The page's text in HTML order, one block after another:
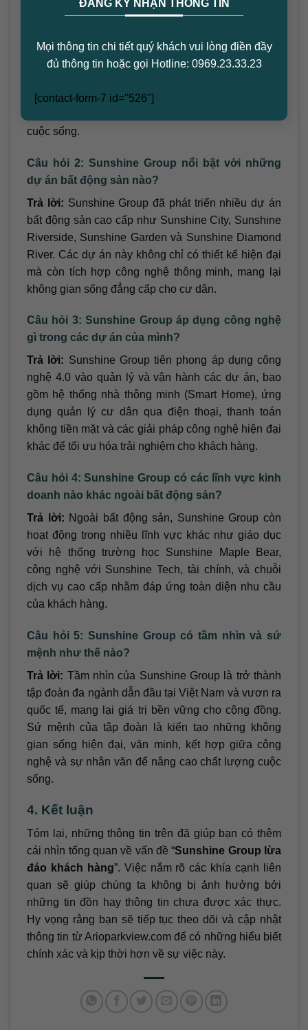
ĐĂNG KÝ NHẬN THÔNG TIN
Mọi thông tin chi tiết quý khách vui lòng điền đầy
đủ thông tin hoặc gọi Hotline: 0969.23.33.23
[contact-form-7 id="526"]
trong lĩnh vực nào?
hàng đầu tại Việt Nam, nổi tiếng trong các lĩnh vực
bất động sản, công nghệ, xây dựng, giáo dục và
mang đến những sản phẩm và dịch vụ đẳng cấp,
cuộc sống.
Câu hỏi 2: Sunshine Group nổi bật với những
dự án bất động sản nào?
Trả lời: Sunshine Group đã phát triển nhiều dự án
bất động sản cao cấp như Sunshine City, Sunshine
Riverside, Sunshine Garden và Sunshine Diamond
River. Các dự án này không chỉ có thiết kế hiện đại
mà còn tích hợp công nghệ thông minh, mang lại
không gian sống đẳng cấp cho cư dân.
Câu hỏi 3: Sunshine Group áp dụng công nghệ
gì trong các dự án của mình?
Trả lời: Sunshine Group tiên phong áp dụng công
nghệ 4.0 vào quản lý và vận hành các dự án, bao
gồm hệ thống nhà thông minh (Smart Home), ứng
dụng quản lý cư dân qua điện thoại, thanh toán
không tiền mặt và các giải pháp công nghệ hiện đại
khác để tối ưu hóa trải nghiệm cho khách hàng.
Câu hỏi 4: Sunshine Group có các lĩnh vực kinh
doanh nào khác ngoài bất động sản?
Trả lời: Ngoài bất động sản, Sunshine Group còn
hoạt động trong nhiều lĩnh vực khác như giáo dục
với hệ thống trường học Sunshine Maple Bear,
công nghệ với Sunshine Tech, tài chính, và chuỗi
dịch vụ cao cấp nhằm đáp ứng toàn diện nhu cầu
của khách hàng.
Câu hỏi 5: Sunshine Group có tầm nhìn và sứ
mệnh như thế nào?
Trả lời: Tầm nhìn của Sunshine Group là trở thành
tập đoàn đa ngành dẫn đầu tại Việt Nam và vươn ra
quốc tế, mang lại giá trị bền vững cho cộng đồng.
Sứ mệnh của tập đoàn là kiến tạo những không
gian sống hiện đại, văn minh, kết hợp giữa công
nghệ và sự nhân văn để nâng cao chất lượng cuộc
sống.
4. Kết luận
Tóm lại, những thông tin trên đã giúp bạn có thêm
cái nhìn tổng quan về vấn đề “Sunshine Group lừa
đảo khách hàng”. Việc nắm rõ các khía cạnh liên
quan sẽ giúp chúng ta không bị ảnh hưởng bởi
những tin đồn hay thông tin chưa được xác thực.
Hy vọng rằng bạn sẽ tiếp tục theo dõi và cập nhật
thông tin từ Arioparkview.com để có những hiểu biết
chính xác và kịp thời hơn về sự việc này.